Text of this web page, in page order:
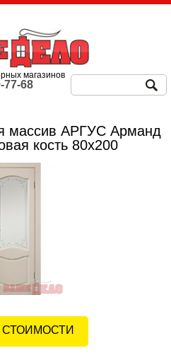
массив АРГУС Арманд
кость 80х200
магазинов
77-68